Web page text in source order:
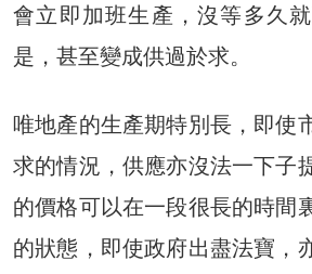
會立即加班生產，沒等多久
是，甚至變成供過於求。
唯地產的生產期特別長，即使
求的情況，供應亦沒法一下子
的價格可以在一段很長的時間
的狀態，即使政府出盡法寶，